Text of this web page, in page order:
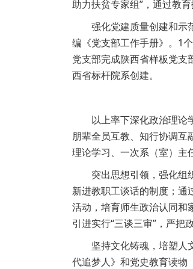
助力扶贫专家组”，通过教
强化党建质量创建和示
编《党支部工作手册》。1
党支部完成陕西省样板党支
西省标杆院系创建。
以上率下深化政治理论
朋辈全员互教、知行协调互
理论学习、一次系（室）主
突出思想引领，强化组
新进教职工谈话的制度；通
活动，培育师生政治认同和
引进实行“三谈三审”，严把政
坚持文化铸魂，培塑人
代追梦人》和党史教育读物